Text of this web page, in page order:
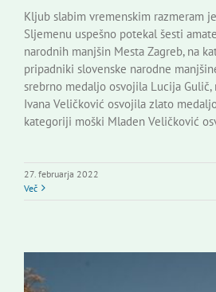
Kljub slabim vremenskim razmeram
Sljemenu uspešno potekal šesti
narodnih manjšin Mesta Zagreb, na
pripadniki slovenske narodne
srebrno medaljo osvojila Lucija
Ivana Veličković osvojila zlato
kategoriji moški Mladen Veličković
27. februarja 2022
Več